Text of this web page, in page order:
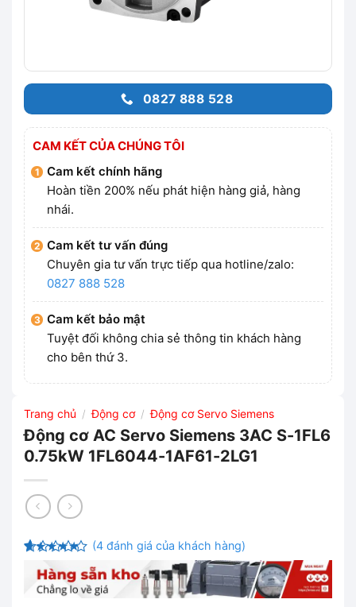
0827 888 528
CAM KẾT CỦA CHÚNG TÔI
Cam kết chính hãng
Hoàn tiền 200% nếu phát hiện hàng giả, hàng
nhái.
Cam kết tư vấn đúng
Chuyên gia tư vấn trực tiếp qua hotline/zalo:
0827 888 528
Cam kết bảo mật
Tuyệt đối không chia sẻ thông tin khách hàng
cho bên thứ 3.
Trang chủ / Động cơ / Động cơ Servo Siemens
Động cơ AC Servo Siemens 3AC S-1FL6
0.75kW 1FL6044-1AF61-2LG1
trên
5 dựa trên
đánh giá
(4đánh giá của khách hàng)